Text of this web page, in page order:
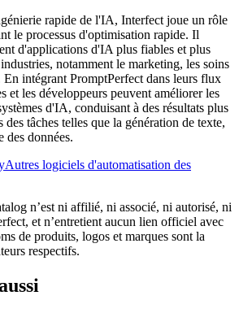
rapide de l'IA, Interfect joue un rôle
le processus d'optimisation rapide. Il
d'applications d'IA plus fiables et plus
notamment le marketing, les soins
En intégrant PromptPerfect dans leurs flux
et les développeurs peuvent améliorer les
d'IA, conduisant à des résultats plus
des tâches telles que la génération de texte,
des données.
Autres logiciels d'automatisation des
n’est ni affilié, ni associé, ni autorisé, ni
et n’entretient aucun lien officiel avec
de produits, logos et marques sont la
respectifs.